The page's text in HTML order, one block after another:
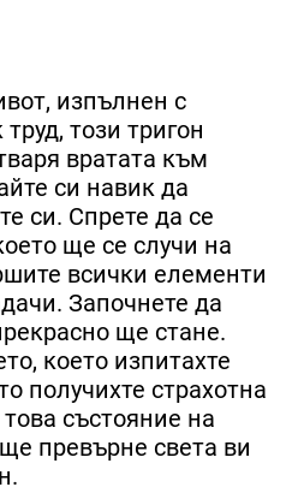
изпълнен с
този тригон
вратата към
си навик да
си. Спрете да се
ще се случи на
всички елементи
Започнете да
ще стане.
което изпитахте
получихте страхотна
състояние на
превърне света ви